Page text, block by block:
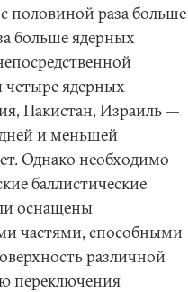
половиной раза больше
больше ядерных
четыре ядерных
Пакистан, Израиль —
и меньшей
Однако необходимо
баллистические
оснащены
частями, способными
различной
переключения